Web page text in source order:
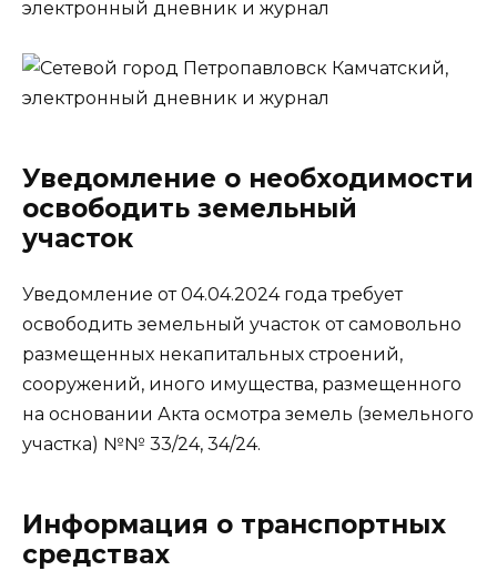
Уведомление о необходимости
освободить земельный
участок
Уведомление от 04.04.2024 года требует
освободить земельный участок от самовольно
размещенных некапитальных строений,
сооружений, иного имущества, размещенного
на основании Акта осмотра земель (земельного
участка) №№ 33/24, 34/24.
Информация о транспортных
средствах